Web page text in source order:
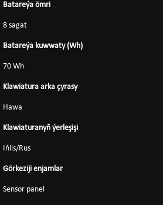
Batareýa ömri
8 sagat
Batareýa kuwwaty (Wh)
70 Wh
Klawiatura arka çyrasy
Hawa
Klawiaturanyň ýerleşişi
Iňlis/Rus
Görkeziji enjamlar
Sensor panel